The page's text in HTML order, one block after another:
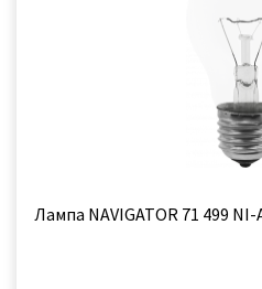
Лампа NAVIGATOR 71 499